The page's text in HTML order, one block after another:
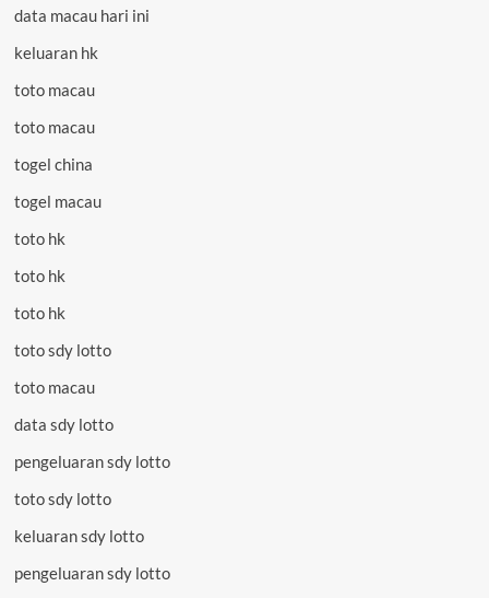
data macau hari ini
keluaran hk
toto macau
toto macau
togel china
togel macau
toto hk
toto hk
toto hk
toto sdy lotto
toto macau
data sdy lotto
pengeluaran sdy lotto
toto sdy lotto
keluaran sdy lotto
pengeluaran sdy lotto